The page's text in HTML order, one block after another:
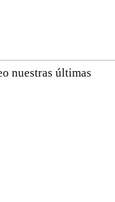
nuestras últimas